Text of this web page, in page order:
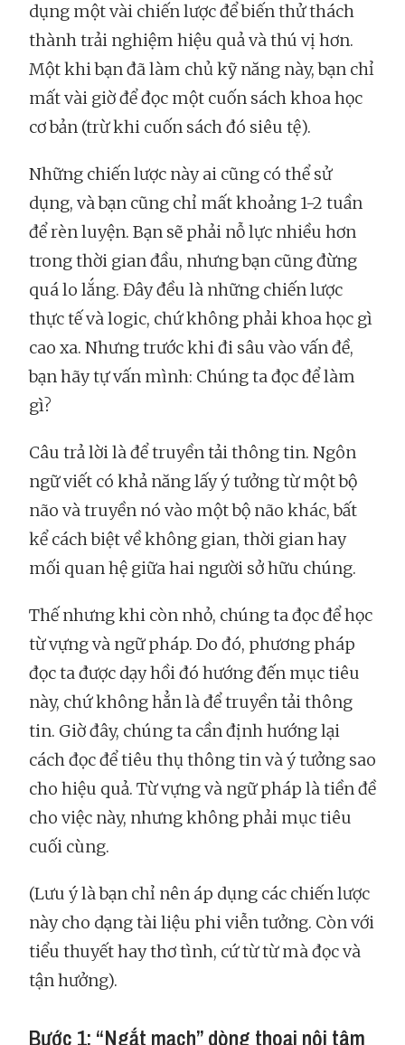
dụng một vài chiến lược để biến thử thách
thành trải nghiệm hiệu quả và thú vị hơn.
Một khi bạn đã làm chủ kỹ năng này, bạn chỉ
mất vài giờ để đọc một cuốn sách khoa học
cơ bản (trừ khi cuốn sách đó siêu tệ).
Những chiến lược này ai cũng có thể sử
dụng, và bạn cũng chỉ mất khoảng 1-2 tuần
để rèn luyện. Bạn sẽ phải nỗ lực nhiều hơn
trong thời gian đầu, nhưng bạn cũng đừng
quá lo lắng. Đây đều là những chiến lược
thực tế và logic, chứ không phải khoa học gì
cao xa. Nhưng trước khi đi sâu vào vấn đề,
bạn hãy tự vấn mình: Chúng ta đọc để làm
gì?
Câu trả lời là để truyền tải thông tin. Ngôn
ngữ viết có khả năng lấy ý tưởng từ một bộ
não và truyền nó vào một bộ não khác, bất
kể cách biệt về không gian, thời gian hay
mối quan hệ giữa hai người sở hữu chúng.
Thế nhưng khi còn nhỏ, chúng ta đọc để học
từ vựng và ngữ pháp. Do đó, phương pháp
đọc ta được dạy hồi đó hướng đến mục tiêu
này, chứ không hẳn là để truyền tải thông
tin. Giờ đây, chúng ta cần định hướng lại
cách đọc để tiêu thụ thông tin và ý tưởng sao
cho hiệu quả. Từ vựng và ngữ pháp là tiền đề
cho việc này, nhưng không phải mục tiêu
cuối cùng.
(Lưu ý là bạn chỉ nên áp dụng các chiến lược
này cho dạng tài liệu phi viễn tưởng. Còn với
tiểu thuyết hay thơ tình, cứ từ từ mà đọc và
tận hưởng).
Bước 1: “Ngắt mạch” dòng thoại nội tâm